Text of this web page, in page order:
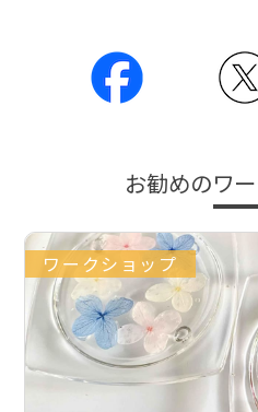
お勧めのワ
ワークショップ